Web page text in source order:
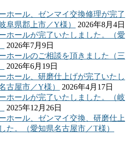
ホール、ゼンマイ交換修理が完了
阜県郡上市／Y様）
2026年8月4日
ホールが完了いたしました。（愛
2026年7月9日
ホールのご相談を頂きました（三
2026年6月19日
ホール、研磨仕上げが完了いたし
古屋市／Y様）
2026年4月17日
ホールが完了いたしました。（岐
2025年12月26日
ホール、ゼンマイ交換、研磨仕上
た。（愛知県名古屋市／T様）